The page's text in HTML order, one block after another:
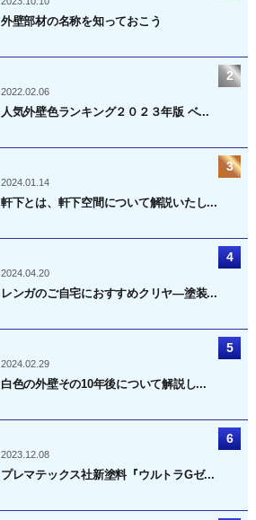
外壁部材の名称を知っておこう
2022.02.06
人気外壁色ランキング２０２３年版 ベ...
2024.01.14
軒下とは、軒下空間について解説いたし...
2024.04.20
レンガのご自宅におすすめクリヤ―塗装...
2024.02.29
白色の外壁その10年後について解説し...
2023.12.08
プレマテックス社新塗料『ウルトラGゼ...